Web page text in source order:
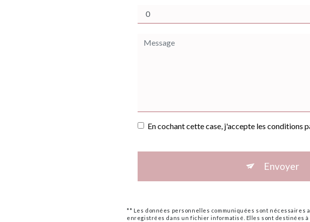
En cochant cette case, j'accepte les conditions
Envoyer
** Les données personnelles communiquées sont nécessaires
enregistrées dans un fichier informatisé. Elles sont destinées